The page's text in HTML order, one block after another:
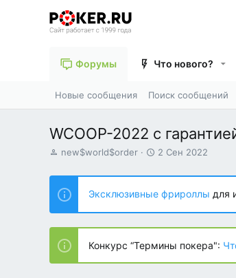
Форумы Что нового?
Новые сообщения Поиск сообщений
WCOOP-2022 с
А
т
о
р
т
е
м
ы
new$world$order
Д
т
н
а
ч
л
а
2 Сен 2022
Эксклюзивные фрироллы для
Конкурс “Термины покера":